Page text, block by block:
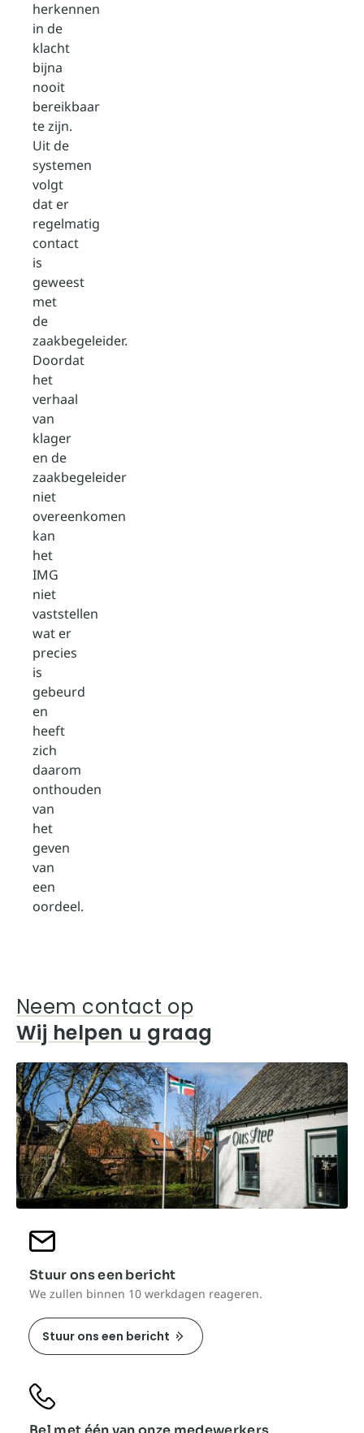
herkennen
in de
klacht
bijna
nooit
bereikbaar
te zijn.
Uit de
systemen
volgt
dat er
regelmatig
contact
is
geweest
met
de
zaakbegeleider.
Doordat
het
verhaal
van
klager
en de
zaakbegeleider
niet
overeenkomen
kan
het
IMG
niet
vaststellen
wat er
precies
is
gebeurd
en
heeft
zich
daarom
onthouden
van
het
geven
van
een
oordeel.
Neem contact op
Wij helpen u graag
Stuur ons een bericht
We zullen binnen 10 werkdagen reageren.
Stuur ons een bericht